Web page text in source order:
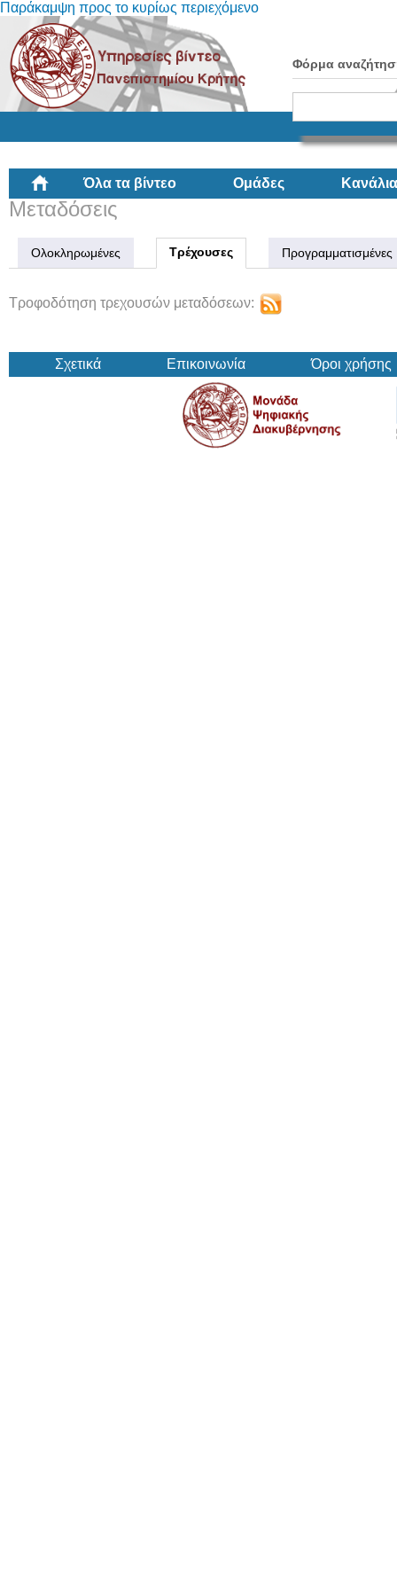
Παράκαμψη προς το κυρίως περιεχόμενο
Φόρμα
Όλα τα βίντεο Ομάδες Κανάλια
Μεταδόσεις
Ολοκληρωμένες Τρέχουσες Προγραμματισμένες
Τροφοδότηση τρεχουσών μεταδόσεων:
Σχετικά Επικοινωνία Όροι χρήσης